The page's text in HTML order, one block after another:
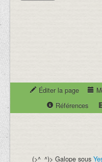
Éditer la page
Références
(>^_^)> Galope sous